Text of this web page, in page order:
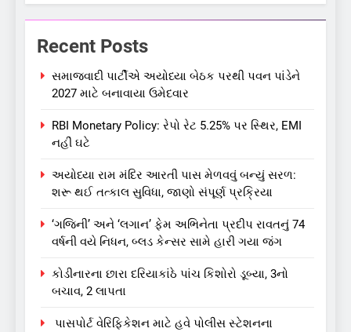
Recent Posts
સમાજવાદી પાર્ટીએ અયોધ્યા બેઠક પરથી પવન પાંડેને
2027 માટે બનાવાયા ઉમેદવાર
RBI Monetary Policy: રેપો રેટ 5.25% પર સ્થિર, EMI
નહીં ઘટે
અયોધ્યા રામ મંદિર આરતી પાસ મેળવવું બન્યું સરળ:
શરૂ થઈ તત્કાલ સુવિધા, જાણો સંપૂર્ણ પ્રક્રિયા
‘ગજિની’ અને ‘લગાન’ ફેમ અભિનેતા પ્રદીપ રાવતનું 74
વર્ષની વયે નિધન, બ્લડ કેન્સર સામે હારી ગયા જંગ
કોડીનારના છારા દરિયાકાંઠે પાંચ કિશોરો ડૂબ્યા, 3નો
બચાવ, 2 લાપતા
પાસપોર્ટ વેરિફિકેશન માટે હવે પોલીસ સ્ટેશનના